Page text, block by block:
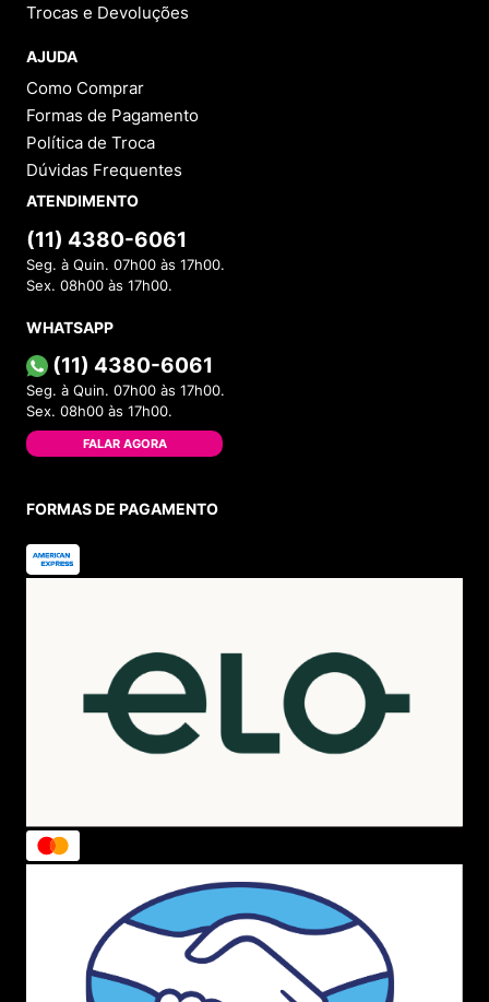
Trocas e Devoluções
AJUDA
Como Comprar
Formas de Pagamento
Política de Troca
Dúvidas Frequentes
ATENDIMENTO
(11) 4380-6061
Seg. à Quin. 07h00 às 17h00.
Sex. 08h00 às 17h00.
WHATSAPP
(11) 4380-6061
Seg. à Quin. 07h00 às 17h00.
Sex. 08h00 às 17h00.
FALAR AGORA
FORMAS DE PAGAMENTO